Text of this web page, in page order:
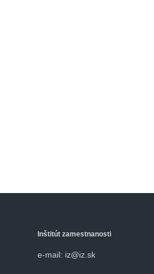
Inštitút zamestnanosti
e-mail: iz@iz.sk